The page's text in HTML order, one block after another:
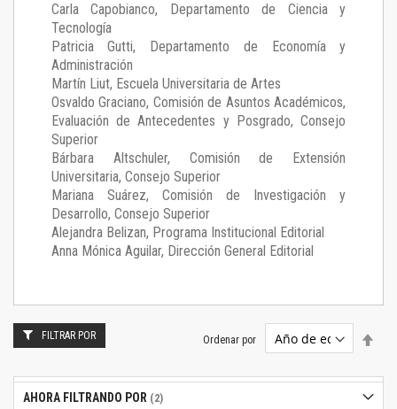
Carla Capobianco, Departamento de Ciencia y
Tecnología
Patricia Gutti, Departamento de Economía y
Administración
Martín Liut, Escuela Universitaria de Artes
Osvaldo Graciano, Comisión de Asuntos Académicos,
Evaluación de Antecedentes y Posgrado, Consejo
Superior
Bárbara Altschuler, Comisión de Extensión
Universitaria, Consejo Superior
Mariana Suárez, Comisión de Investigación y
Desarrollo, Consejo Superior
Alejandra Belizan, Programa Institucional Editorial
Anna Mónica Aguilar, Dirección General Editorial
Ordenar por
FILTRAR POR
AHORA FILTRANDO POR